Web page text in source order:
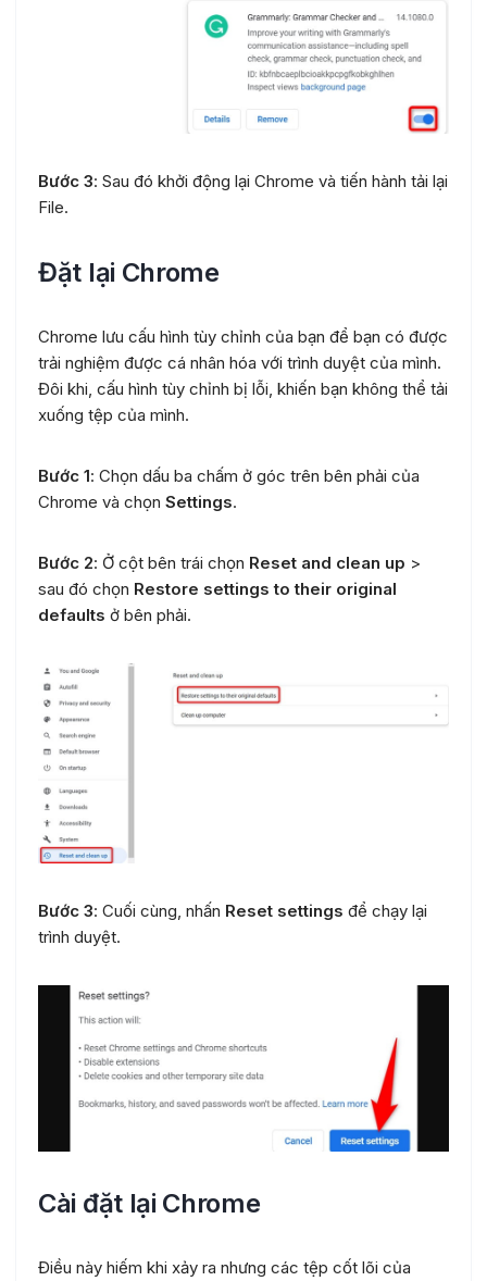
Bước 3: Sau đó khởi động lại Chrome và tiến hành tải lại
File.
Đặt lại Chrome
Chrome lưu cấu hình tùy chỉnh của bạn để bạn có được
trải nghiệm được cá nhân hóa với trình duyệt của mình.
Đôi khi, cấu hình tùy chỉnh bị lỗi, khiến bạn không thể tải
xuống tệp của mình.
Bước 1: Chọn dấu ba chấm ở góc trên bên phải của
Chrome và chọn Settings.
Bước 2: Ở cột bên trái chọn Reset and clean up >
sau đó chọn Restore settings to their original
defaults ở bên phải.
Bước 3: Cuối cùng, nhấn Reset settings để chạy lại
trình duyệt.
Cài đặt lại Chrome
Điều này hiếm khi xảy ra nhưng các tệp cốt lõi của